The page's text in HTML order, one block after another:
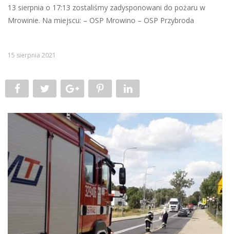
13 sierpnia o 17:13 zostaliśmy zadysponowani do pożaru w
Mrowinie. Na miejscu: – OSP Mrowino – OSP Przybroda
15 sierpnia 2021